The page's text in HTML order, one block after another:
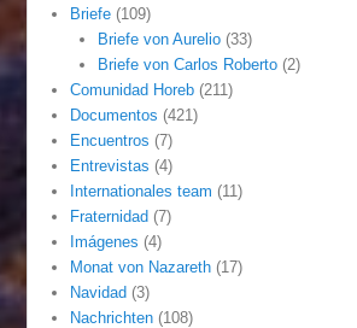
Briefe (109)
Briefe von Aurelio(33)
Briefe von Carlos Roberto(2)
Comunidad Horeb (211)
Documentos (421)
Encuentros (7)
Entrevistas (4)
Internationales team (11)
Fraternidad (7)
Imágenes (4)
Monat von Nazareth (17)
Navidad (3)
Nachrichten (108)